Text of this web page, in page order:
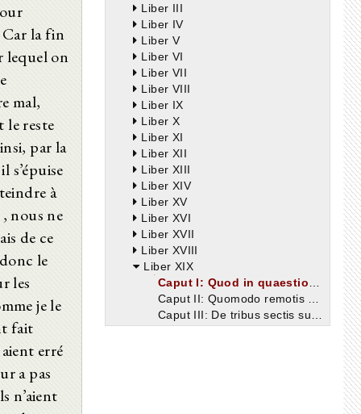
la fin
lequel on
mal,
le reste
par la
s’épuise
à
nous ne
de ce
le
les
je le
fait
erré
a pas
n’aient
Liber III
Liber IV
Liber V
Liber VI
Liber VII
Liber VIII
Liber IX
Liber X
Liber XI
Liber XII
Liber XIII
Liber XIV
Liber XV
Liber XVI
Liber XVII
Liber XVIII
Liber XIX